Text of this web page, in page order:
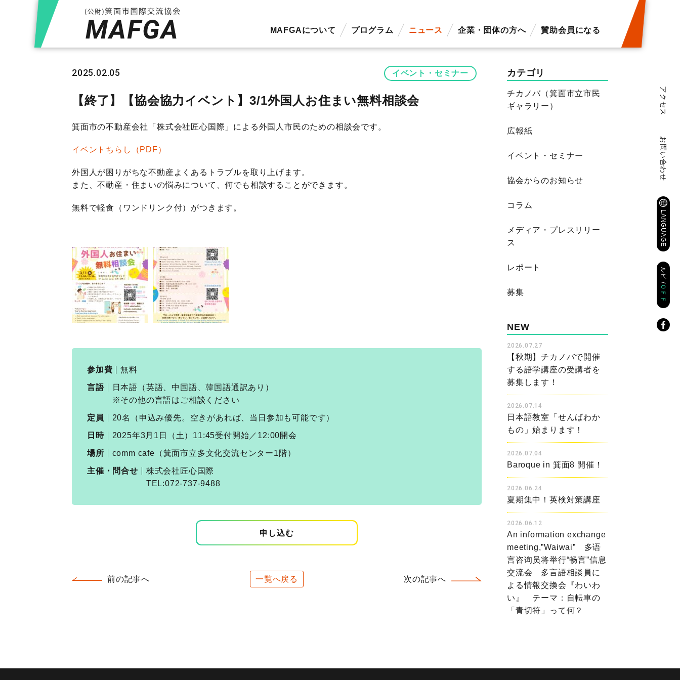
MAFGAについて プログラム ニュース 企業・団体の方へ 賛助会員になる
アクセス
お問い合わせ
LANGUAGE
ルビ /
ＯＦＦ
2025.02.05 イベント・セミナー
【終了】【協会協力イベント】3/1外国人お住まい無料相談会
箕面市の不動産会社「株式会社匠心国際」による外国人市民のための相談会です。
イベントちらし（PDF）
外国人が困りがちな不動産よくあるトラブルを取り上げます。
また、不動産・住まいの悩みについて、何でも相談することができます。
無料で軽食（ワンドリンク付）がつきます。
参加費 無料
言語
日本語（英語、中国語、韓国語通訳あり）
※その他の言語はご相談ください
定員 20名（申込み優先。空きがあれば、当日参加も可能です）
日時 2025年3月1日（土）11:45受付開始／12:00開会
場所 comm cafe（箕面市立多文化交流センター1階）
主催・問合せ
株式会社匠心国際
TEL:072-737-9488
申し込む
前の記事へ 一覧へ戻る 次の記事へ
カテゴリ
チカノバ（箕面市立市民
ギャラリー）
広報紙
イベント・セミナー
協会からのお知らせ
コラム
メディア・プレスリリー
ス
レポート
募集
NEW
2026.07.27
【秋期】チカノバで開催
する語学講座の受講者を
募集します！
2026.07.14
日本語教室「せんばわか
もの」始まります！
2026.07.04
Baroque in 箕面8 開催！
2026.06.24
夏期集中！英検対策講座
2026.06.12
An information exchange
meeting,”Waiwai” 多语
言咨询员将举行“畅言”信息
交流会 多言語相談員に
よる情報交換会『わいわ
い』 テーマ：自転車の
「青切符」って何？